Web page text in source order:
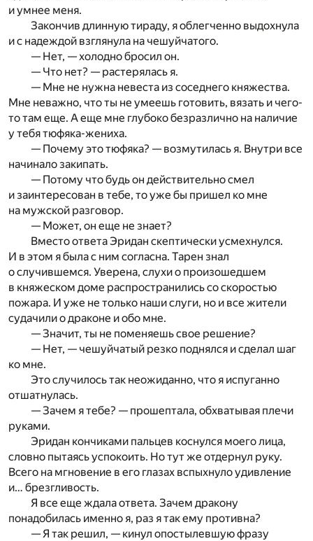
и умнее меня.
Закончив длинную тираду, я облегченно выдохнула
и с надеждой взглянула на чешуйчатого.
— Нет, — холодно бросил он.
— Что нет? — растерялась я.
— Мне не нужна невеста из соседнего княжества.
Мне неважно, что ты не умеешь готовить, вязать и чего-
то там еще. А еще мне глубоко безразлично на наличие
у тебя тюфяка-жениха.
— Почему это тюфяка? — возмутилась я. Внутри все
начинало закипать.
— Потому что будь он действительно смел
и заинтересован в тебе, то уже бы пришел ко мне
на мужской разговор.
— Может, он еще не знает?
Вместо ответа Эридан скептически усмехнулся.
И в этом я была с ним согласна. Тарен знал
о случившемся. Уверена, слухи о произошедшем
в княжеском доме распространились со скоростью
пожара. И уже не только наши слуги, но и все жители
судачили о драконе и обо мне.
— Значит, ты не поменяешь свое решение?
— Нет, — чешуйчатый резко поднялся и сделал шаг
ко мне.
Это случилось так неожиданно, что я испуганно
отшатнулась.
— Зачем я тебе? — прошептала, обхватывая плечи
руками.
Эридан кончиками пальцев коснулся моего лица,
словно пытаясь успокоить. Но тут же отдернул руку.
Всего на мгновение в его глазах вспыхнуло удивление
и… брезгливость.
Я все еще ждала ответа. Зачем дракону
понадобилась именно я, раз я так ему противна?
— Я так решил, — кинул опостылевшую фразу